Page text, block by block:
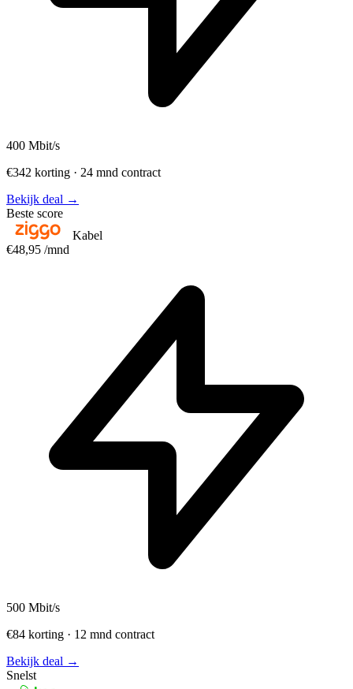
400 Mbit/s
€342 korting · 24 mnd contract
Bekijk deal →
Beste score
Kabel
€48,95 /mnd
500 Mbit/s
€84 korting · 12 mnd contract
Bekijk deal →
Snelst